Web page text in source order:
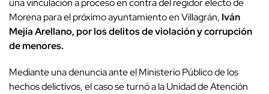
una vinculación a proceso en contra del regidor electo de
Morena para el próximo ayuntamiento en Villagrán, Iván
Mejía Arellano, por los delitos de violación y corrupción
de menores.
Mediante una denuncia ante el Ministerio Público de los
hechos delictivos, el caso se turnó a la Unidad de Atención